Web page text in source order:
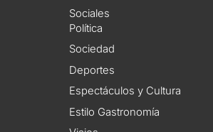
Sociales
Política
Sociedad
Deportes
Espectáculos y Cultura
Estilo Gastronomía